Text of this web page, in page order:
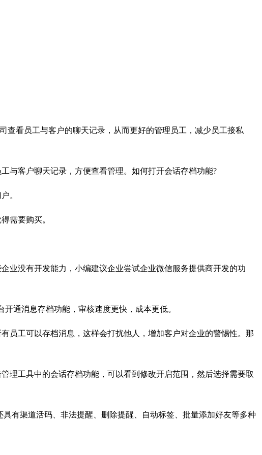
查看员工与客户的聊天记录，从而更好的管理员工，减少员工接私
客户聊天记录，方便查看管理。如何打开会话存档功能?
。
需要购买。
没有开发能力，小编建议企业尝试企业微信服务提供商开发的功
通消息存档功能，审核速度更快，成本更低。
工可以存档消息，这样会打扰他人，增加客户对企业的警惕性。那
工具中的会话存档功能，可以看到修改开启范围，然后选择需要取
有渠道活码、非法提醒、删除提醒、自动标签、批量添加好友等多种